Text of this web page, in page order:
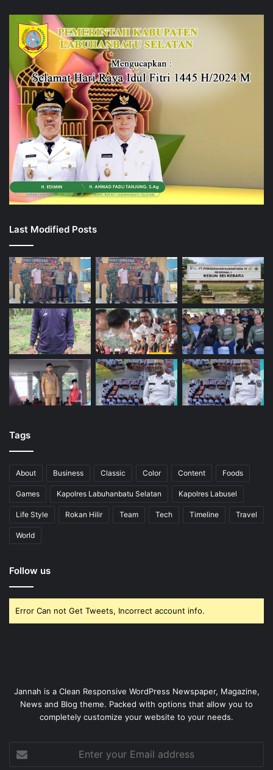
Last Modified Posts
Tags
About Business Classic Color Content Foods
Games Kapolres Labuhanbatu Selatan Kapolres Labusel
Life Style Rokan Hilir Team Tech Timeline Travel
World
Follow us
Error Can not Get Tweets, Incorrect account info.
Jannah is a Clean Responsive WordPress Newspaper, Magazine,
News and Blog theme. Packed with options that allow you to
completely customize your website to your needs.
your